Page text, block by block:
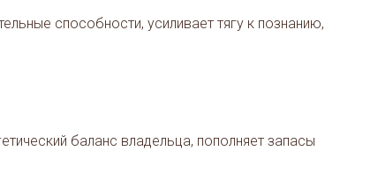
способности, усиливает тягу к познанию,
баланс владельца, пополняет запасы